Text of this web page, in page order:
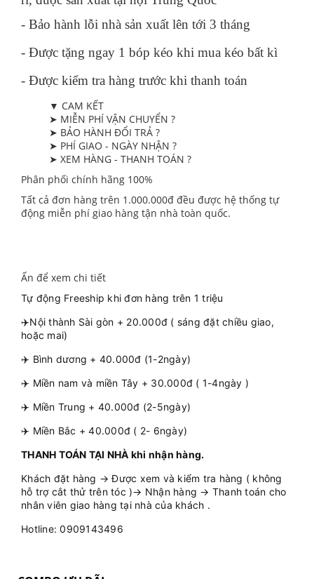
- Bảo hành lỗi nhà sản xuất lên tới 3 tháng
- Được tặng ngay 1 bóp kéo khi mua kéo bất kì
- Được kiểm tra hàng trước khi thanh toán
▼ CAM KẾT
➤ MIỄN PHÍ VẬN CHUYỂN ?
➤ BẢO HÀNH ĐỔI TRẢ ?
➤ PHÍ GIAO - NGÀY NHẬN ?
➤ XEM HÀNG - THANH TOÁN ?
Phân phối chính hãng 100%
Tất cả đơn hàng trên 1.000.000đ đều được hệ thống tự
động miễn phí giao hàng tận nhà toàn quốc.
Ấn để xem chi tiết
Tự động Freeship khi đơn hàng trên 1 triệu
✈️Nội thành Sài gòn + 20.000đ ( sáng đặt chiều giao,
hoặc mai)
✈️ Bình dương + 40.000đ (1-2ngày)
✈️ Miền nam và miền Tây + 30.000đ ( 1-4ngày )
✈️ Miền Trung + 40.000đ (2-5ngày)
✈️ Miền Bắc + 40.000đ ( 2- 6ngày)
THANH TOÁN TẠI NHÀ khi nhận hàng.
Khách đặt hàng → Được xem và kiểm tra hàng ( không
hỗ trợ cắt thử trên tóc )→ Nhận hàng → Thanh toán cho
nhân viên giao hàng tại nhà của khách .
Hotline: 0909143496